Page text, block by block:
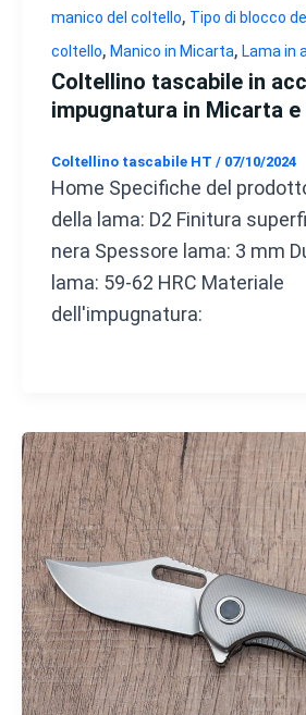
manico del coltello, Tipo di blocco
coltello, Manico in Micarta, Lama in
Coltellino tascabile in
impugnatura in Micarta e
Coltellino tascabile HT / 07/10/2024
Home Specifiche del
della lama: D2 Finitura
nera Spessore lama: 3 mm
lama: 59-62 HRC Materiale
dell'impugnatura: